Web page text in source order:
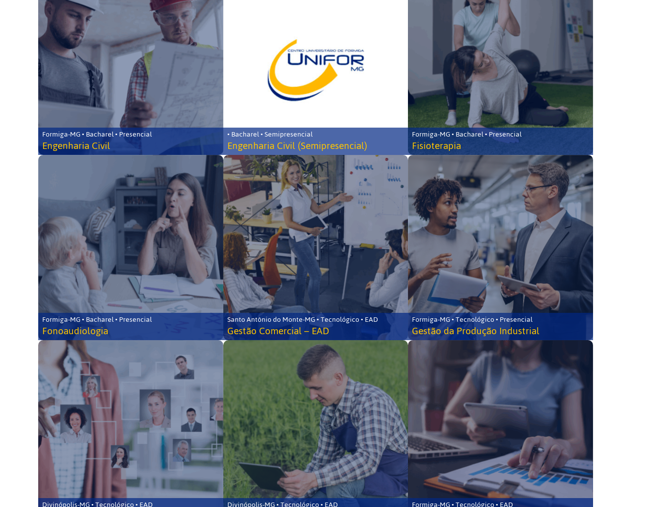
Formiga-MG • Bacharel • Presencial
Engenharia Civil
• Bacharel • Semipresencial
Engenharia Civil (Semipresencial)
Formiga-MG • Bacharel • Presencial
Fisioterapia
Formiga-MG • Bacharel • Presencial
Fonoaudiologia
Santo Antônio do Monte-MG • Tecnológico • EAD
Gestão Comercial – EAD
Formiga-MG • Tecnológico • Presencial
Gestão da Produção Industrial